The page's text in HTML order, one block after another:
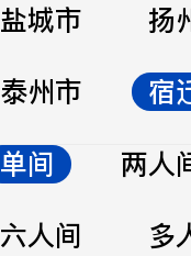
盐城市
扬
泰州市
宿
单间
两人
六人间
多